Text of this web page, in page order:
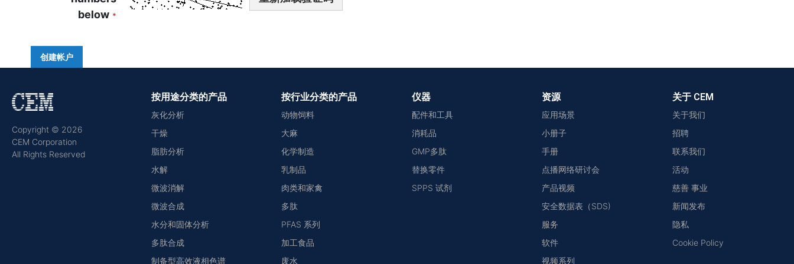
below
创建帐户
Copyright © 2026
CEM Corporation
All Rights Reserved
按用途分类的产品
灰化分析
干燥
脂肪分析
水解
微波消解
微波合成
水分和固体分析
多肽合成
制备型高效液相色谱
按行业分类的产品
动物饲料
大麻
化学制造
乳制品
肉类和家禽
多肽
PFAS 系列
加工食品
废水
仪器
配件和工具
消耗品
GMP多肽
替换零件
SPPS 试剂
资源
应用场景
小册子
手册
点播网络研讨会
产品视频
安全数据表（SDS)
服务
软件
视频系列
关于 CEM
关于我们
招聘
联系我们
活动
慈善 事业
新闻发布
隐私
Cookie Policy